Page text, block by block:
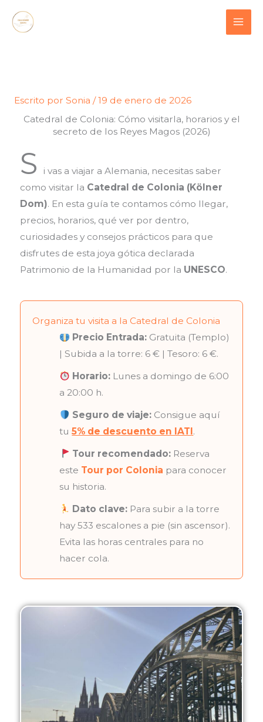
Escrito por Sonia /19 de enero de 2026
Catedral de Colonia: Cómo visitarla, horarios y el
secreto de los Reyes Magos (2026)
S
i vas a viajar a Alemania, necesitas saber
como visitar la Catedral de Colonia (Kölner
Dom). En esta guía te contamos cómo llegar,
precios, horarios, qué ver por dentro,
curiosidades y consejos prácticos para que
disfrutes de esta joya gótica declarada
Patrimonio de la Humanidad por la UNESCO.
Organiza tu visita a la Catedral de Colonia
Precio Entrada: Gratuita (Templo)
| Subida a la torre: 6 € | Tesoro: 6 €.
Horario: Lunes a domingo de 6:00
a 20:00 h.
Seguro de viaje: Consigue aquí
tu5% de descuento en IATI.
Tour recomendado: Reserva
este Tour por Colonia para conocer
su historia.
Dato clave: Para subir a la torre
hay 533 escalones a pie (sin ascensor).
Evita las horas centrales para no
hacer cola.